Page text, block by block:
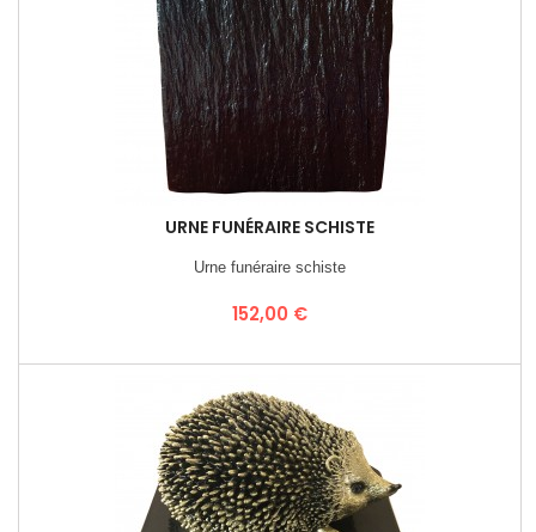
URNE FUNÉRAIRE SCHISTE
Urne funéraire schiste
Prix
152,00 €